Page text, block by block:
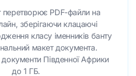
перетворює PDF-файли на
зберігаючи клацаючі
класу іменників банту
макет документа.
Південної Африки
до 1 ГБ.